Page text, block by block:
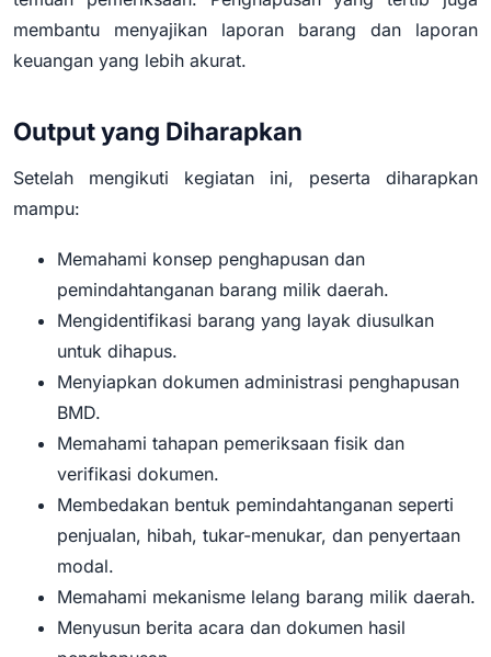
membantu menyajikan laporan barang dan laporan
keuangan yang lebih akurat.
Output yang Diharapkan
Setelah mengikuti kegiatan ini, peserta diharapkan
mampu:
Memahami konsep penghapusan dan
pemindahtanganan barang milik daerah.
Mengidentifikasi barang yang layak diusulkan
untuk dihapus.
Menyiapkan dokumen administrasi penghapusan
BMD.
Memahami tahapan pemeriksaan fisik dan
verifikasi dokumen.
Membedakan bentuk pemindahtanganan seperti
penjualan, hibah, tukar-menukar, dan penyertaan
modal.
Memahami mekanisme lelang barang milik daerah.
Menyusun berita acara dan dokumen hasil